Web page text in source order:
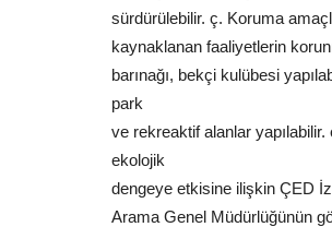
sürdürülebilir. ç. Koruma
kaynaklanan faaliyetlerin
barınağı, bekçi kulübesi
park
ve rekreaktif alanlar
ekolojik
dengeye etkisine ilişkin ÇED
Arama Genel Müdürlüğünün